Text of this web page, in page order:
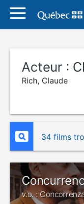
Acteur :
Rich, Claude
34 films
v.o. :